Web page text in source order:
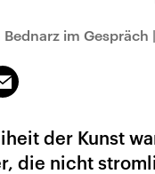
im Gespräch |
teilen
der Kunst
die nicht